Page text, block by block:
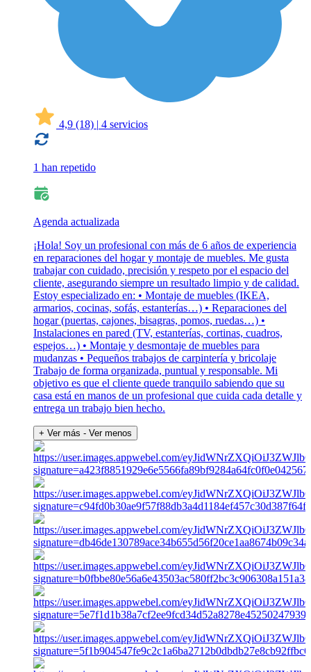
4,9 (18) | 4 servicios
1 han repetido
Agenda actualizada
¡Hola! Soy un profesional con más de 6 años de experiencia
en reparaciones del hogar y montaje de muebles. Me gusta
trabajar con cuidado, precisión y respeto por el espacio del
cliente, asegurando siempre un resultado limpio y de calidad.
Estoy especializado en: • Montaje de muebles (IKEA,
armarios, cocinas, sofás, estanterías…) • Reparaciones del
hogar (puertas, cajones, bisagras, pomos, ruedas…) •
Instalaciones en pared (TV, estanterías, cortinas, cuadros,
espejos…) • Montaje y desmontaje de muebles para
mudanzas • Pequeños trabajos de carpintería y bricolaje
Trabajo de forma organizada, puntual y responsable. Mi
objetivo es que el cliente quede tranquilo sabiendo que su
casa está en manos de un profesional que cuida cada detalle y
entrega un trabajo bien hecho.
+ Ver más - Ver menos